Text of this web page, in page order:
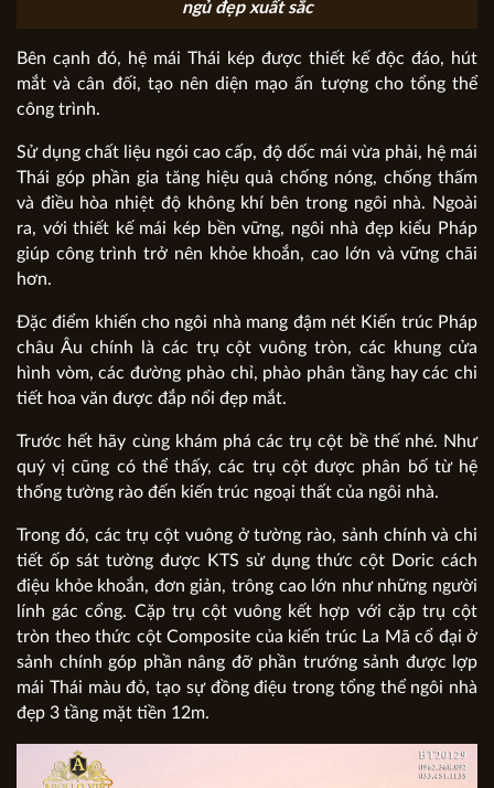
ngủ đẹp xuất sắc
Bên cạnh đó, hệ mái Thái kép được thiết kế độc đáo, hút
mắt và cân đối, tạo nên diện mạo ấn tượng cho tổng thể
công trình.
Sử dụng chất liệu ngói cao cấp, độ dốc mái vừa phải, hệ mái
Thái góp phần gia tăng hiệu quả chống nóng, chống thấm
và điều hòa nhiệt độ không khí bên trong ngôi nhà. Ngoài
ra, với thiết kế mái kép bền vững, ngôi nhà đẹp kiểu Pháp
giúp công trình trở nên khỏe khoắn, cao lớn và vững chãi
hơn.
Đặc điểm khiến cho ngôi nhà mang đậm nét Kiến trúc Pháp
châu Âu chính là các trụ cột vuông tròn, các khung cửa
hình vòm, các đường phào chỉ, phào phân tầng hay các chi
tiết hoa văn được đắp nổi đẹp mắt.
Trước hết hãy cùng khám phá các trụ cột bề thế nhé. Như
quý vị cũng có thể thấy, các trụ cột được phân bố từ hệ
thống tường rào đến kiến trúc ngoại thất của ngôi nhà.
Trong đó, các trụ cột vuông ở tường rào, sảnh chính và chi
tiết ốp sát tường được KTS sử dụng thức cột Doric cách
điệu khỏe khoắn, đơn giản, trông cao lớn như những người
lính gác cổng. Cặp trụ cột vuông kết hợp với cặp trụ cột
tròn theo thức cột Composite của kiến trúc La Mã cổ đại ở
sảnh chính góp phần nâng đỡ phần trướng sảnh được lợp
mái Thái màu đỏ, tạo sự đồng điệu trong tổng thể ngôi nhà
đẹp 3 tầng mặt tiền 12m.